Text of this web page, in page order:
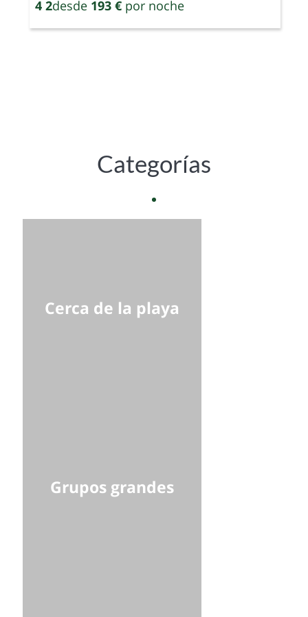
4 2desde 193 € por noche
Categorías
Cerca de la playa
Grupos grandes